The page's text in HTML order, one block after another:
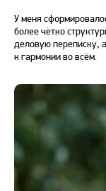
У меня
более чётко
деловую переписку,
к гармонии во всём.